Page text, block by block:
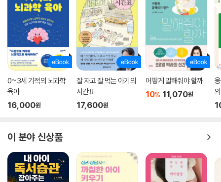
0~3세 기적의 뇌과학
육아
16,000원
잘 자고 잘 먹는 아기의
시간표
17,600원
어떻게 말해줘야 할까
10% 11,070원
이 분야 신상품